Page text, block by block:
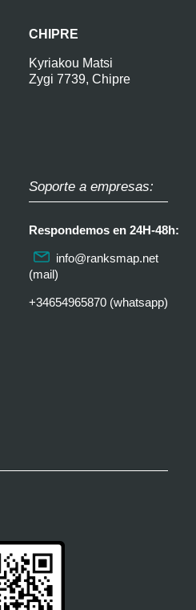
CHIPRE
Kyriakou Matsi
Zygi 7739, Chipre
Soporte a empresas:
Respondemos en 24H-48h:
info@ranksmap.net
(mail)
+34654965870 (whatsapp)